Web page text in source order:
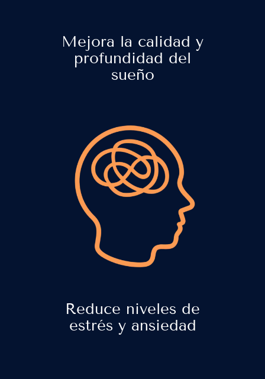
Mejora la calidad y
profundidad del
sueño
Reduce niveles de
estrés y ansiedad